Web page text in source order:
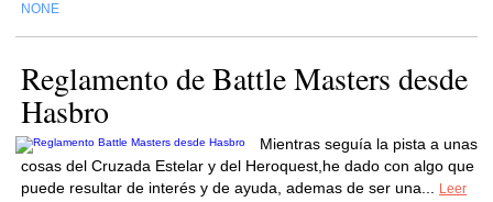
NONE
Reglamento de Battle Masters desde
Hasbro
Mientras seguía la pista a unas
cosas del Cruzada Estelar y del Heroquest,he dado con algo que
puede resultar de interés y de ayuda, ademas de ser una...
Leer